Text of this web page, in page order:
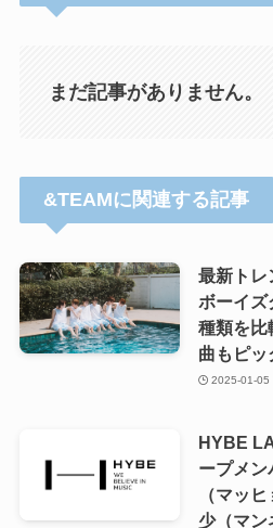
まだ記事がありません。
&TEAMに関連する記事
最新トレ
ボーイズ
種類を
曲もピッ
2025-01-05
HYBE
ープメン
（マッ
少（マ